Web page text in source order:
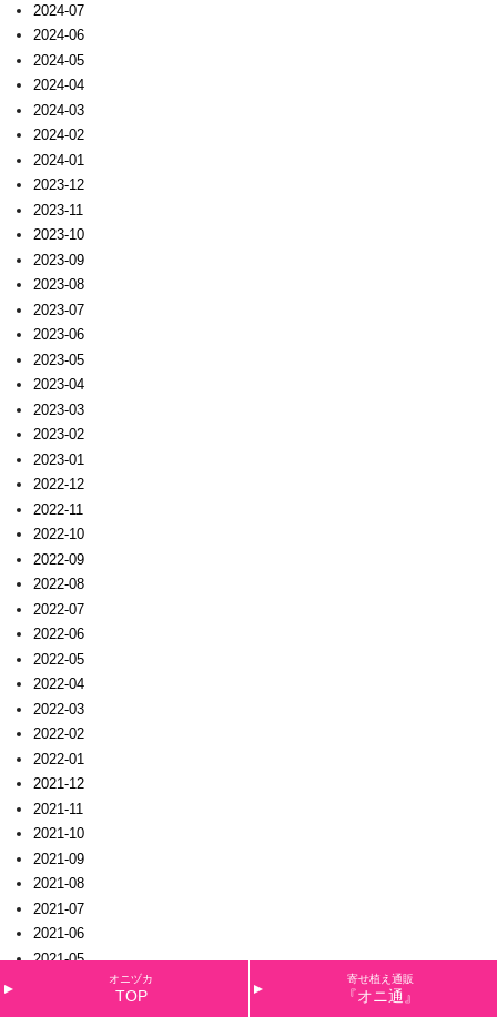
2024-07
2024-06
2024-05
2024-04
2024-03
2024-02
2024-01
2023-12
2023-11
2023-10
2023-09
2023-08
2023-07
2023-06
2023-05
2023-04
2023-03
2023-02
2023-01
2022-12
2022-11
2022-10
2022-09
2022-08
2022-07
2022-06
2022-05
2022-04
2022-03
2022-02
2022-01
2021-12
2021-11
2021-10
2021-09
2021-08
2021-07
2021-06
2021-05
オニヅカ
TOP
寄せ植え通販
『オニ通』